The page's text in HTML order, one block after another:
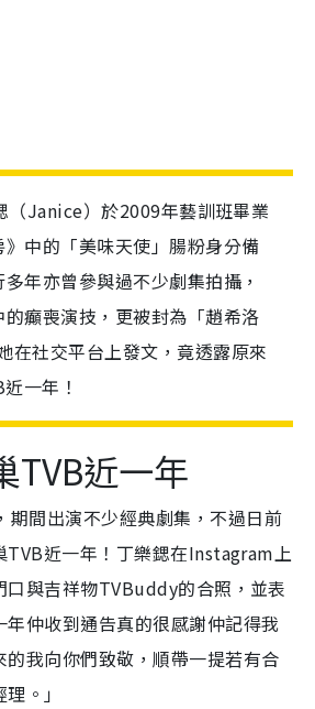
（Janice）於2009年藝訓班畢業
中的「美味天使」腸粉身分備
年亦曾參與過不少劇集拍攝，
癲喪演技，更被封為「趙希洛
在社交平台上發文，竟透露原來
一年！
TVB近一年
期間出演不少經典劇集，不過日前
TVB近一年！丁樂鍶在Instagram上
口與吉祥物TVBuddy的合照，並表
年仲收到通告真的很感謝仲記得我
我向你們致敬，順帶一提若有合
。」